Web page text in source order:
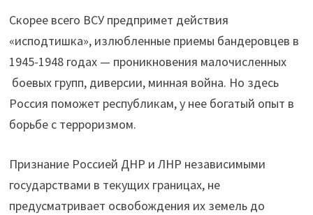
Скорее всего ВСУ предпримет действия
«исподтишка», излюбленные приемы бандеровцев в
1945-1948 годах — проникновения малочисленных
боевых групп, диверсии, минная война. Но здесь
Россия поможет республикам, у нее богатый опыт в
борьбе с терроризмом.
Признание Россией ДНР и ЛНР независимыми
государствами в текущих границах, не
предусматривает освобождения их земель до